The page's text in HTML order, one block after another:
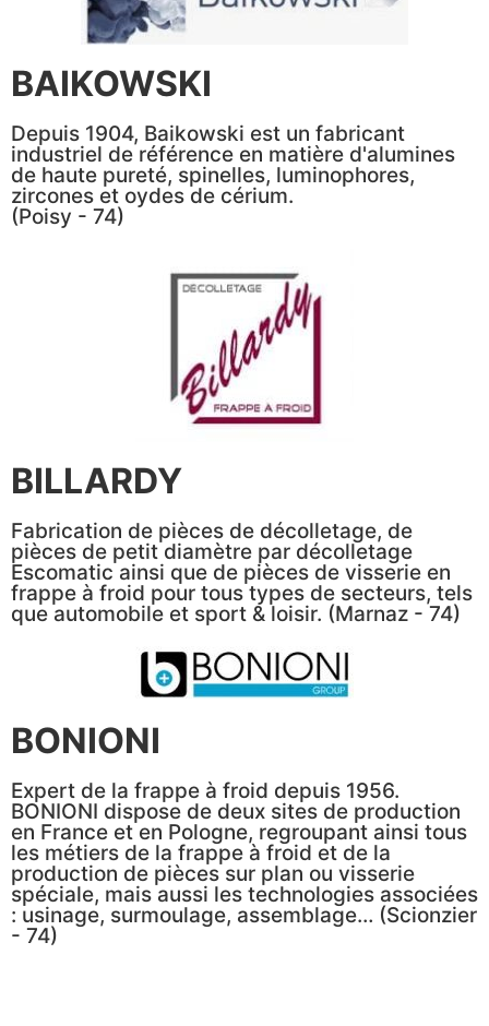
BAIKOWSKI
Depuis 1904, Baikowski est un fabricant
industriel de référence en matière d'alumines
de haute pureté, spinelles, luminophores,
zircones et oydes de cérium.
(Poisy - 74)
BILLARDY
Fabrication de pièces de décolletage, de
pièces de petit diamètre par décolletage
Escomatic ainsi que de pièces de visserie en
frappe à froid pour tous types de secteurs, tels
que automobile et sport & loisir. (Marnaz - 74)
BONIONI
Expert de la frappe à froid depuis 1956.
BONIONI dispose de deux sites de production
en France et en Pologne, regroupant ainsi tous
les métiers de la frappe à froid et de la
production de pièces sur plan ou visserie
spéciale, mais aussi les technologies associées
: usinage, surmoulage, assemblage… (Scionzier
- 74)